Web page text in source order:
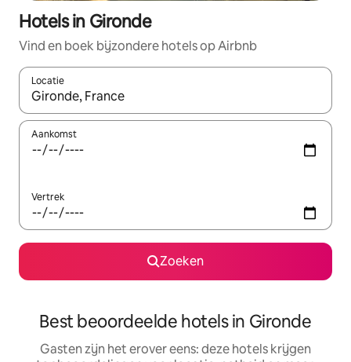
Hotels in Gironde
Vind en boek bijzondere hotels op Airbnb
Locatie
Wanneer er suggesties beschikbaar zijn, maak je een keuze
Aankomst
Vertrek
Zoeken
Best beoordeelde hotels in Gironde
Gasten zijn het erover eens: deze hotels krijgen